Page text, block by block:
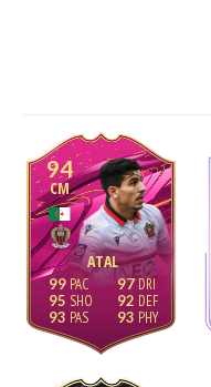
94
CM
ATAL
99
95
93
97
92
93